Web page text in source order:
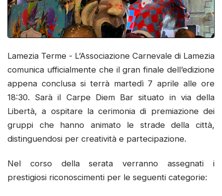
Lamezia Terme - L’Associazione Carnevale di Lamezia
comunica ufficialmente che il gran finale dell’edizione
appena conclusa si terrà martedì 7 aprile alle ore
18:30. Sarà il Carpe Diem Bar situato in via della
Libertà, a ospitare la cerimonia di premiazione dei
gruppi che hanno animato le strade della città,
distinguendosi per creatività e partecipazione.
Nel corso della serata verranno assegnati i
prestigiosi riconoscimenti per le seguenti categorie: